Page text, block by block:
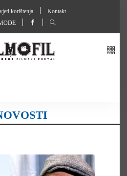
korištenja
Kontakt